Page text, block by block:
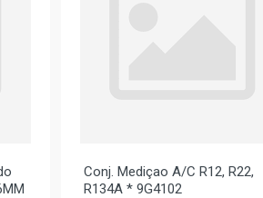
Conj. Mediçao A/C R12, R22,
R134A * 9G4102